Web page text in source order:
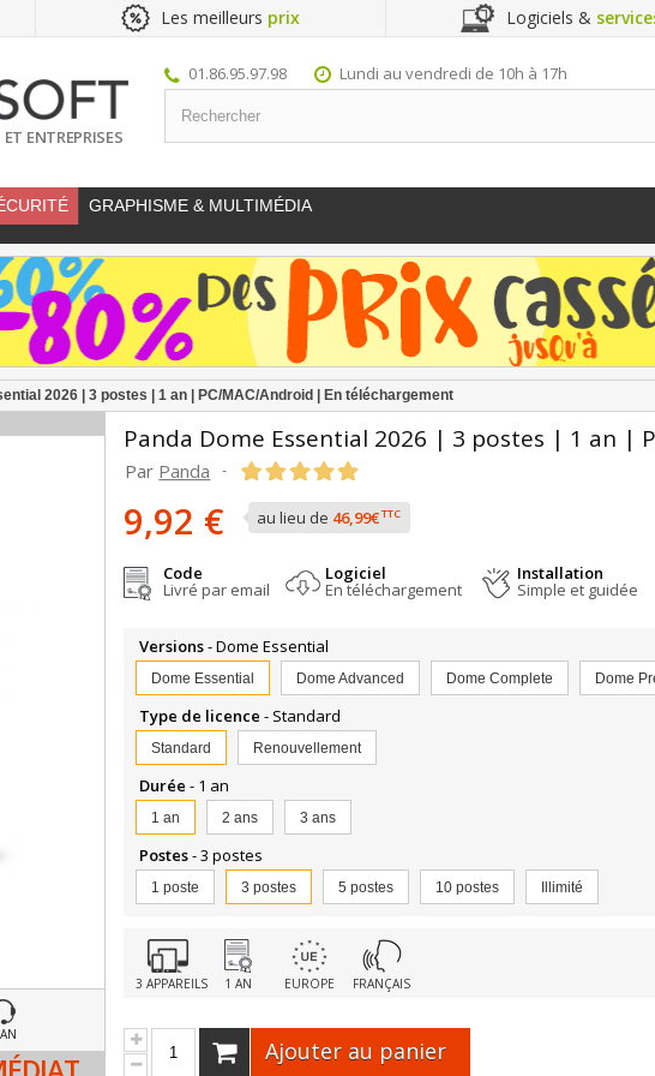
Les meilleurs prix Logiciels &
ENTREPRISES
01.86.95.97.98 Lundi au vendredi de 10h à 17h
GRAPHISME & MULTIMÉDIA
2026 | 3 postes | 1 an | PC/MAC/Android | En téléchargement
Panda Dome Essential 2026 | 3 postes | 1 an |
Par Panda -
9,92 € au lieu de 46,99€TTC
Code
Livré par email
Logiciel
En téléchargement
Installation
Simple et guidée
Versions- Dome Essential
Dome Essential Dome Advanced Dome Complete Dome
Type de licence- Standard
Standard Renouvellement
Durée- 1 an
1 an 2 ans 3 ans
Postes- 3 postes
1 poste 3 postes 5 postes 10 postes Illimité
3 APPAREILS 1 AN EUROPE FRANÇAIS
Ajouter au panier